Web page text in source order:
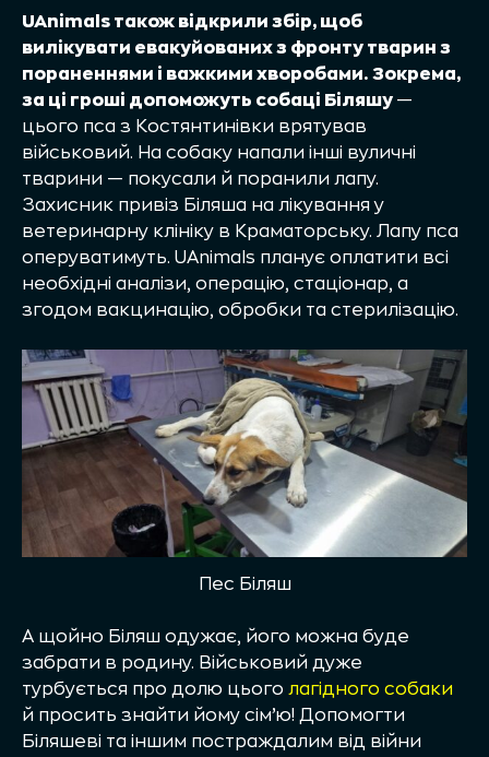
UAnimals також відкрили збір, щоб
вилікувати евакуйованих з фронту тварин з
пораненнями і важкими хворобами. Зокрема,
за ці гроші допоможуть собаці Біляшу —
цього пса з Костянтинівки врятував
військовий. На собаку напали інші вуличні
тварини — покусали й поранили лапу.
Захисник привіз Біляша на лікування у
ветеринарну клініку в Краматорську. Лапу пса
оперуватимуть. UAnimals планує оплатити всі
необхідні аналізи, операцію, стаціонар, а
згодом вакцинацію, обробки та стерилізацію.
Пес Біляш
А щойно Біляш одужає, його можна буде
забрати в родину. Військовий дуже
турбується про долю цього лагідного собаки
й просить знайти йому сім’ю! Допомогти
Біляшеві та іншим постраждалим від війни